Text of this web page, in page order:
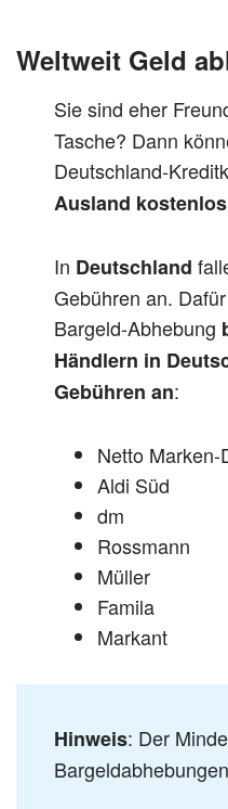
Weltweit Geld
Sie sind eher
Tasche? Dann
Deutschland-
Ausland
In Deutschland
Gebühren an.
Bargeld-Abhebung
Händlern in
Gebühren an:
Netto Marken-
Aldi Süd
dm
Rossmann
Müller
Famila
Markant
Hinweis: Der